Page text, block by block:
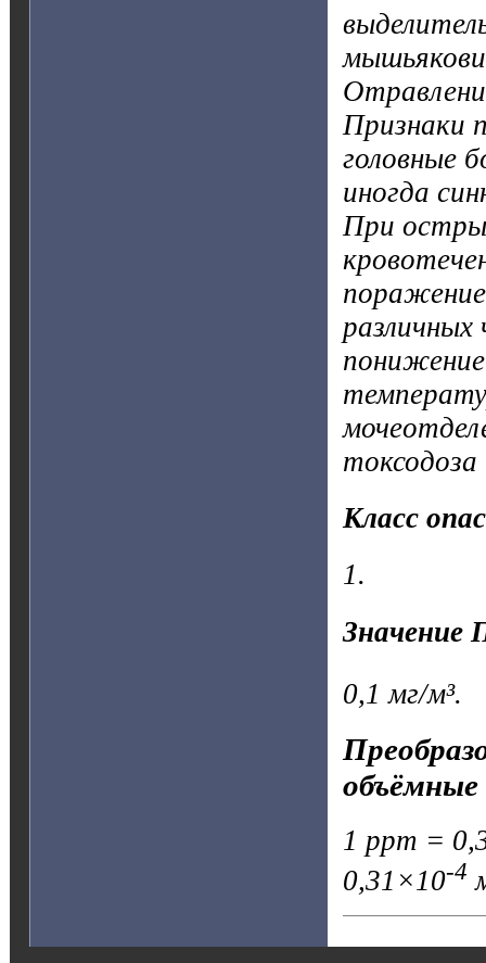
Признаки
головные
иногда
При
поражение
различных
токсодоза
Класс
1.
Значение
0,1 мг/м³.
объёмные
1 ppm =
0,31×10-4